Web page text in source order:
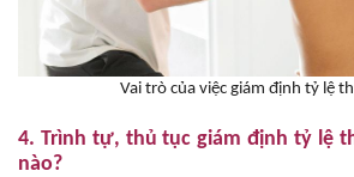
Vai trò của việc giám định tỷ lệ
4. Trình tự, thủ tục giám định tỷ lệ
nào?